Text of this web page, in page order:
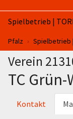
Spielbetrieb |
Sie sind hier:
Pfalz Spielbetrieb
Verein
TC
Kontakt